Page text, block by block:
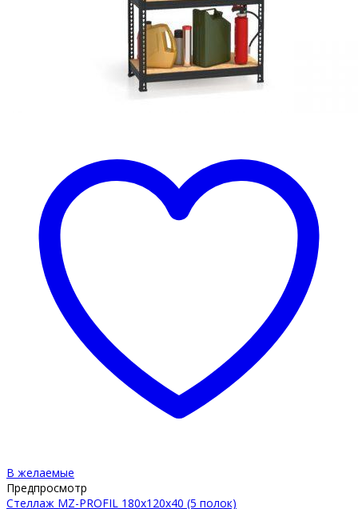
В желаемые
Предпросмотр
Стеллаж MZ-PROFIL 180х120х40 (5 полок)